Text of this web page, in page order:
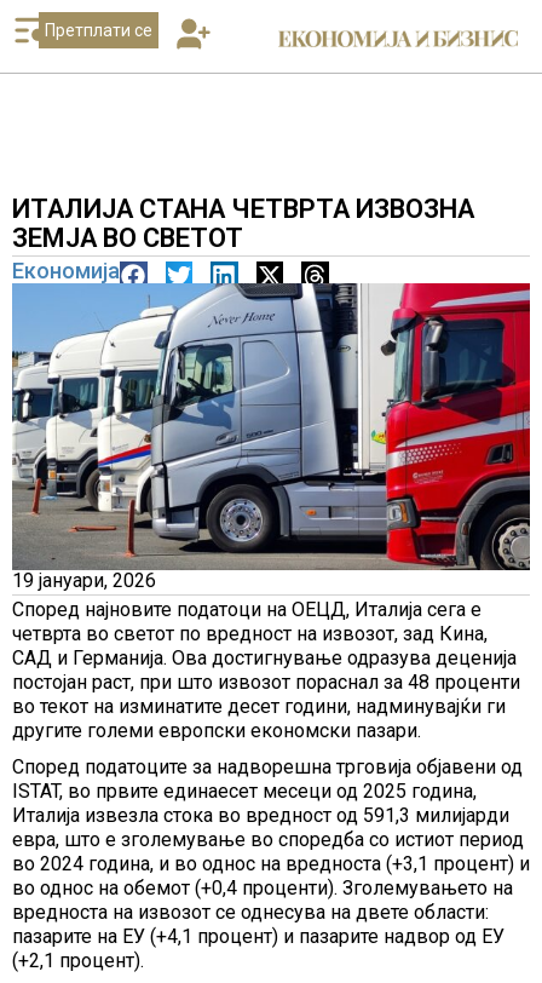
Претплати се
ИТАЛИЈА СТАНА ЧЕТВРТА ИЗВОЗНА
ЗЕМЈА ВО СВЕТОТ
Економија
19 јануари, 2026
Според најновите податоци на ОЕЦД, Италија сега е
четврта во светот по вредност на извозот, зад Кина,
САД и Германија. Ова достигнување одразува деценија
постојан раст, при што извозот пораснал за 48 проценти
во текот на изминатите десет години, надминувајќи ги
другите големи европски економски пазари.
Според податоците за надворешна трговија објавени од
ISTAT, во првите единаесет месеци од 2025 година,
Италија извезла стока во вредност од 591,3 милијарди
евра, што е зголемување во споредба со истиот период
во 2024 година, и во однос на вредноста (+3,1 процент) и
во однос на обемот (+0,4 проценти). Зголемувањето на
вредноста на извозот се однесува на двете области:
пазарите на ЕУ (+4,1 процент) и пазарите надвор од ЕУ
(+2,1 процент).